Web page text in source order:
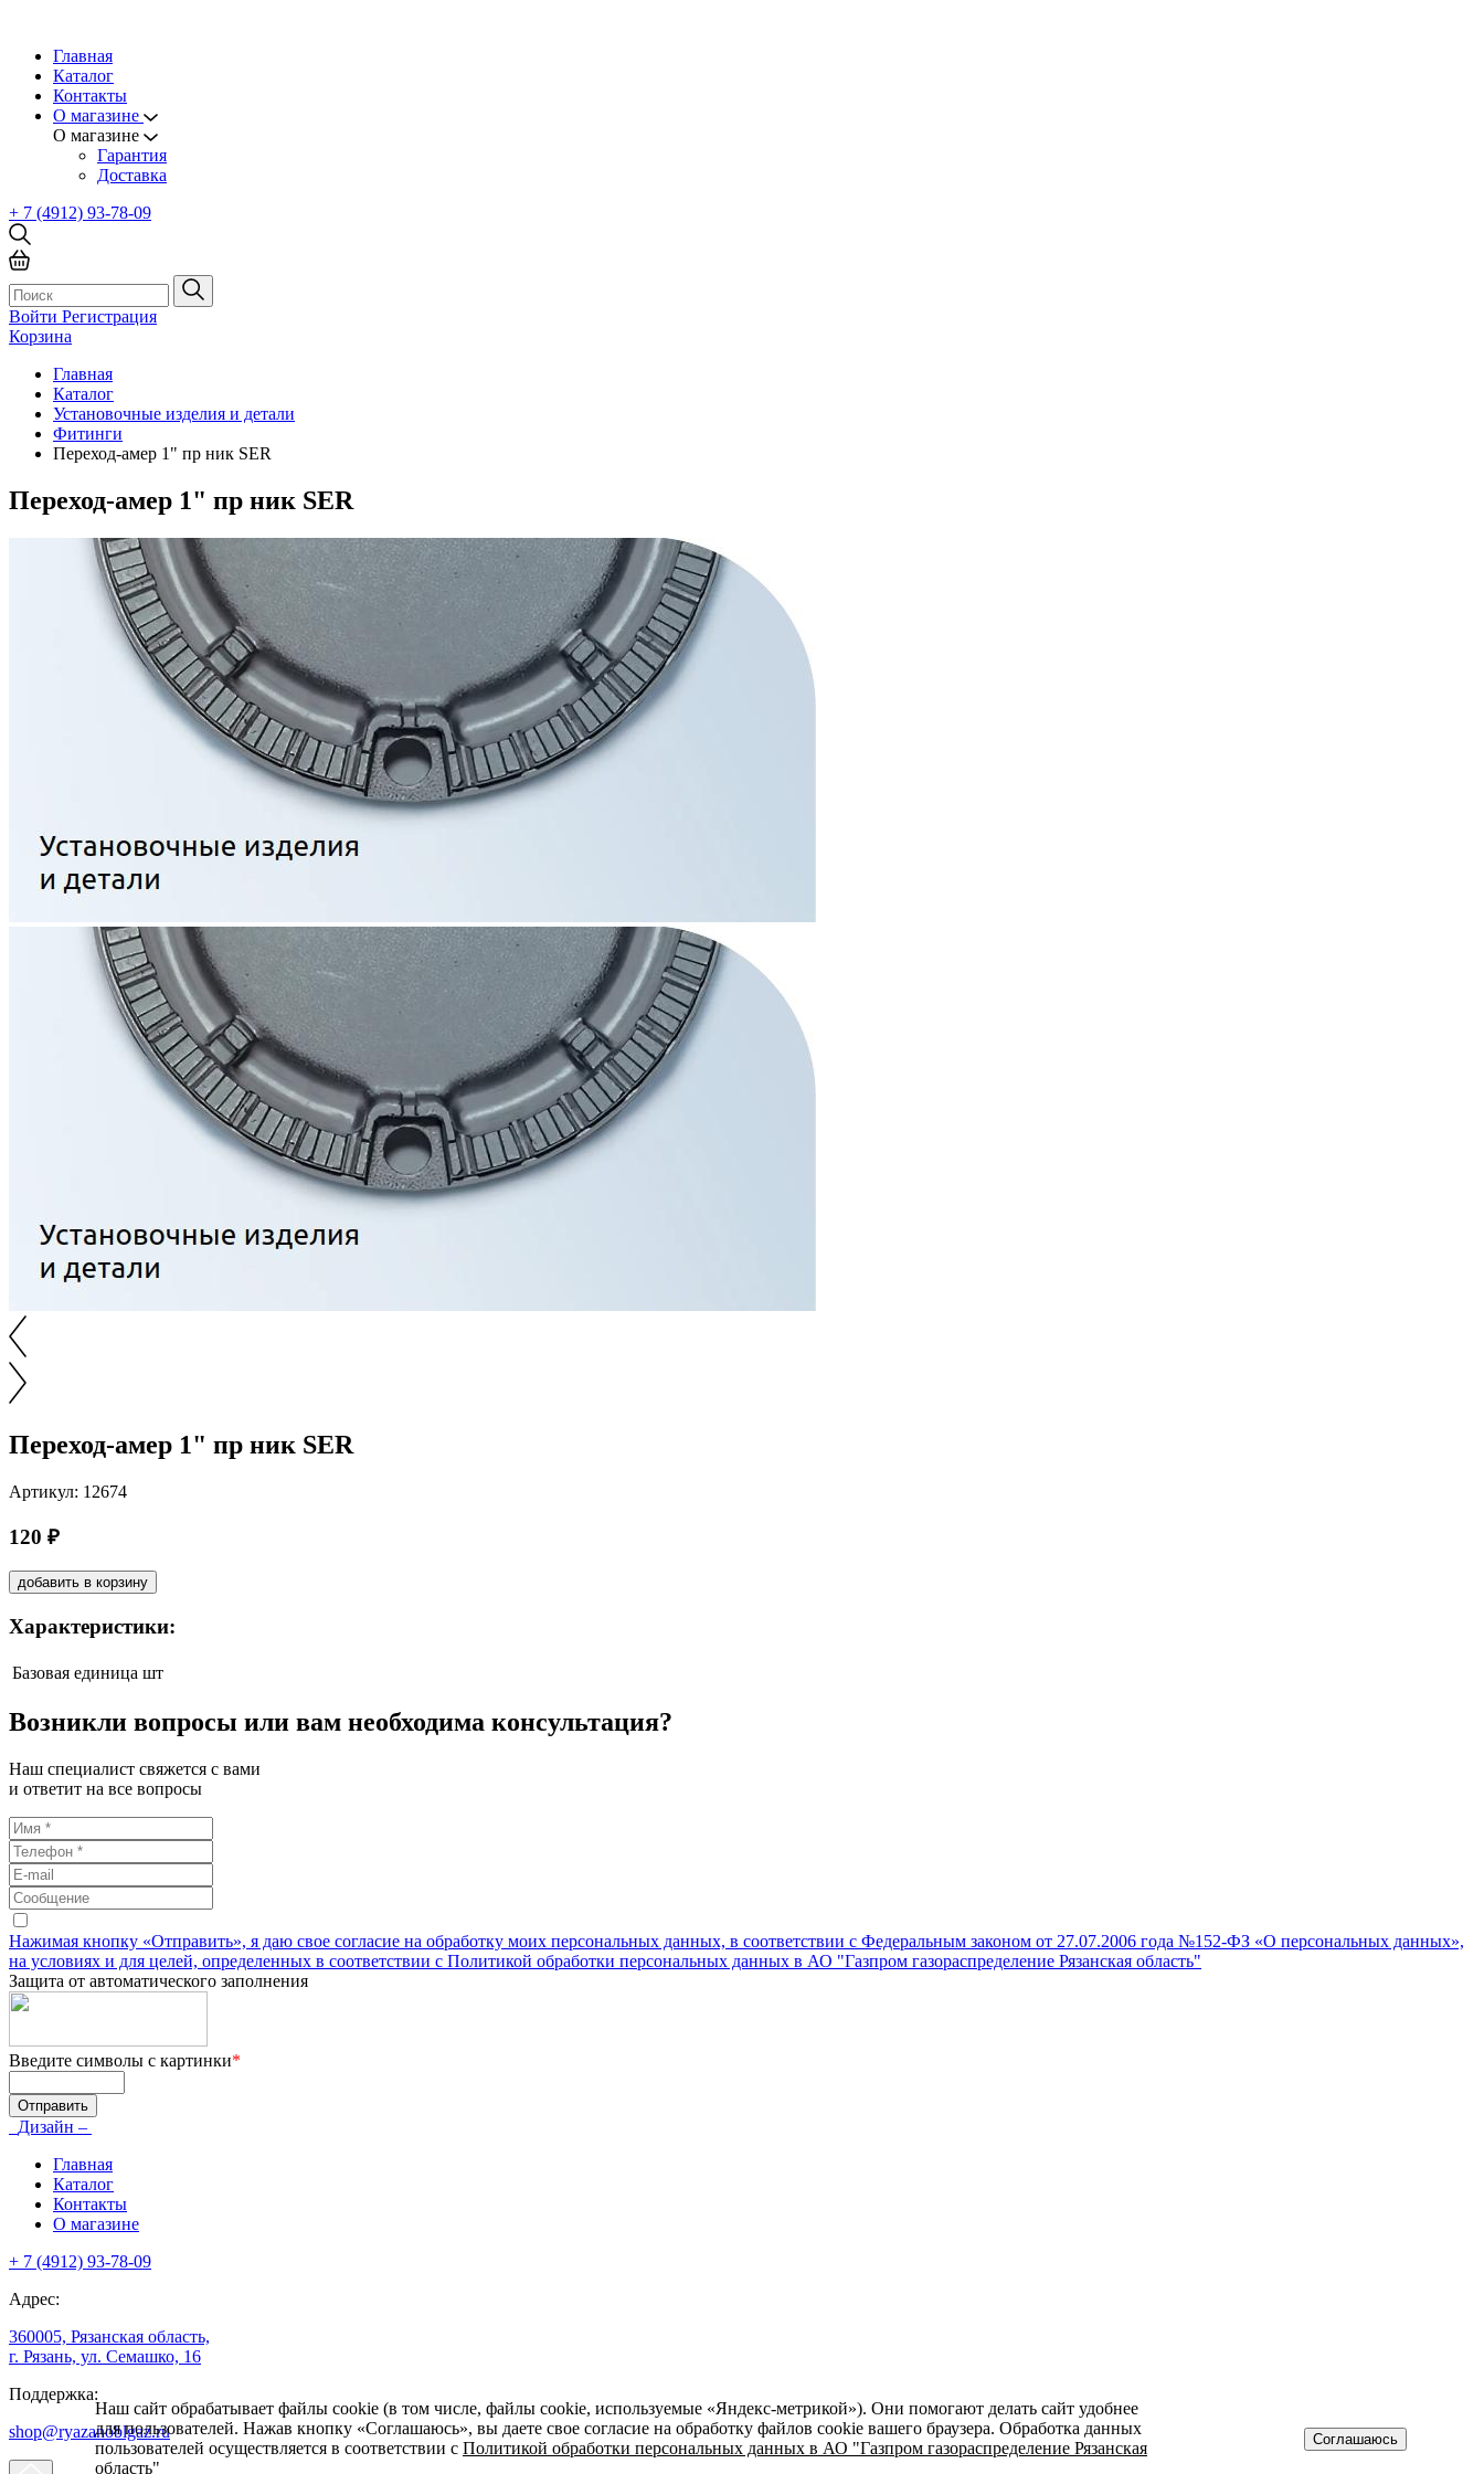
Главная
Каталог
Контакты
О магазине
О магазине
Гарантия
Доставка
+ 7 (4912) 93-78-09
Войти Регистрация
Корзина
Главная
Каталог
Установочные изделия и детали
Фитинги
Переход-амер 1" пр ник SER
Переход-амер 1" пр ник SER
Переход-амер 1" пр ник SER
Артикул: 12674
120 ₽
добавить в корзину
Характеристики:
Базовая единица шт
Возникли вопросы или вам необходима консультация?
Наш специалист свяжется с вами
и ответит на все вопросы
Нажимая кнопку «Отправить», я даю свое согласие на обработку моих персональных данных, в соответствии с Федеральным законом от 27.07.2006 года №152-ФЗ «О персональных данных»,
на условиях и для целей, определенных в соответствии с Политикой обработки персональных данных в АО "Газпром газораспределение Рязанская область"
Защита от автоматического заполнения
Введите символы с картинки*
Дизайн –
Главная
Каталог
Контакты
О магазине
+ 7 (4912) 93-78-09
Адрес:
360005, Рязанская область,
г. Рязань, ул. Семашко, 16
Поддержка:
shop@ryazanoblgaz.ru
Наш сайт обрабатывает файлы cookie (в том числе, файлы cookie, используемые «Яндекс-метрикой»). Они помогают делать сайт удобнее
для пользователей. Нажав кнопку «Соглашаюсь», вы даете свое согласие на обработку файлов cookie вашего браузера. Обработка данных
пользователей осуществляется в соответствии с Политикой обработки персональных данных в АО "Газпром газораспределение Рязанская
область"
Соглашаюсь